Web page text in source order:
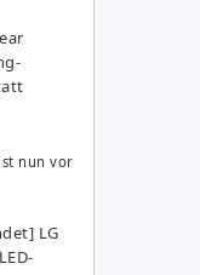
nun vor
LG